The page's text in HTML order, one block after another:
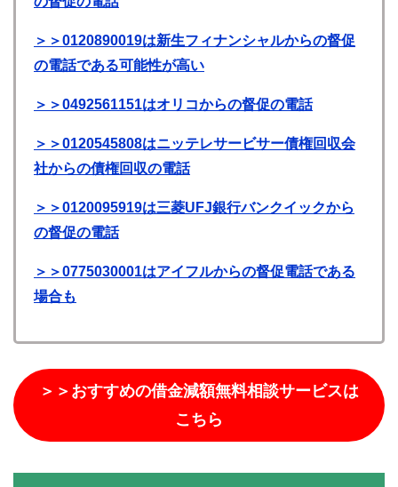
＞＞0120890019は新生フィナンシャルからの督促
の電話である可能性が高い
＞＞0492561151はオリコからの督促の電話
＞＞0120545808はニッテレサービサー債権回収会
社からの債権回収の電話
＞＞0120095919は三菱UFJ銀行バンクイックから
の督促の電話
＞＞0775030001はアイフルからの督促電話である
場合も
＞＞おすすめの借金減額無料相談サービスは
こちら